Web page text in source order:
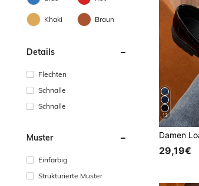
Khaki Braun
Details
Flechten
Schnalle
Schnalle
Muster
Einfarbig
Strukturierte Muster
13
29,19€